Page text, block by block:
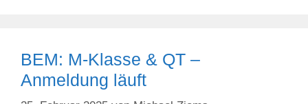
BEM: M-Klasse & QT –
Anmeldung läuft